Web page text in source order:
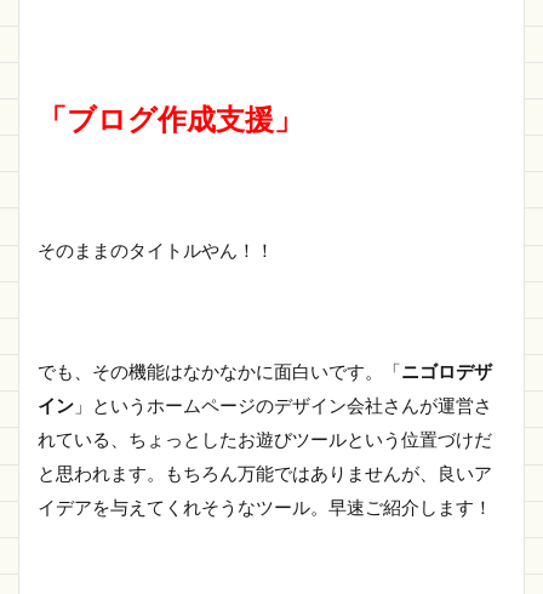
「ブログ作成支援」
そのままのタイトルやん！！
でも、その機能はなかなかに面白いです。「ニゴロデザ
イン 」というホームページのデザイン会社さんが運営さ
れている、ちょっとしたお遊びツールという位置づけだ
と思われます。もちろん万能ではありませんが、良いア
イデアを与えてくれそうなツール。早速ご紹介します！